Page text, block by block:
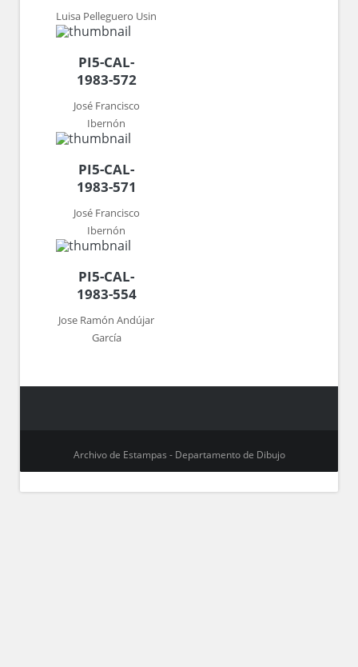
Luisa Pelleguero Usin
PI5-CAL-
1983-572
José Francisco
Ibernón
PI5-CAL-
1983-571
José Francisco
Ibernón
PI5-CAL-
1983-554
Jose Ramón Andújar
García
Archivo de Estampas - Departamento de Dibujo